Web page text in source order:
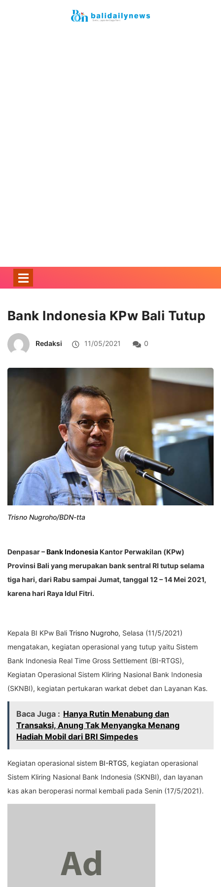
Bank Indonesia KPw Bali Tutup
Redaksi 11/05/2021 0
Trisno Nugroho/BDN-tta
Denpasar –Bank IndonesiaKantor Perwakilan (KPw)
Provinsi Bali yang merupakan bank sentral RI tutup selama
tiga hari, dari Rabu sampai Jumat, tanggal 12 – 14 Mei 2021,
karena hari Raya Idul Fitri.
Kepala BI KPw Bali Trisno Nugroho, Selasa (11/5/2021)
mengatakan, kegiatan operasional yang tutup yaitu Sistem
Bank Indonesia Real Time Gross Settlement (BI-RTGS),
Kegiatan Operasional Sistem Kliring Nasional Bank Indonesia
(SKNBI), kegiatan pertukaran warkat debet dan Layanan Kas.
Baca Juga : Hanya Rutin Menabung dan
Transaksi, Anung Tak Menyangka Menang
Hadiah Mobil dari BRI Simpedes
Kegiatan operasional sistem BI-RTGS, kegiatan operasional
Sistem Kliring Nasional Bank Indonesia (SKNBI), dan layanan
kas akan beroperasi normal kembali pada Senin (17/5/2021).